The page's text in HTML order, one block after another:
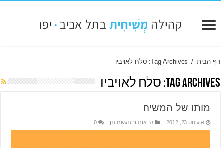
דף הבית / Tag Archives: סלח לאויביו
Tag Archives: סלח לאויביו
מותו של המשיח
אוגוסט 23, 2012 נבואות והתגשמותן 0